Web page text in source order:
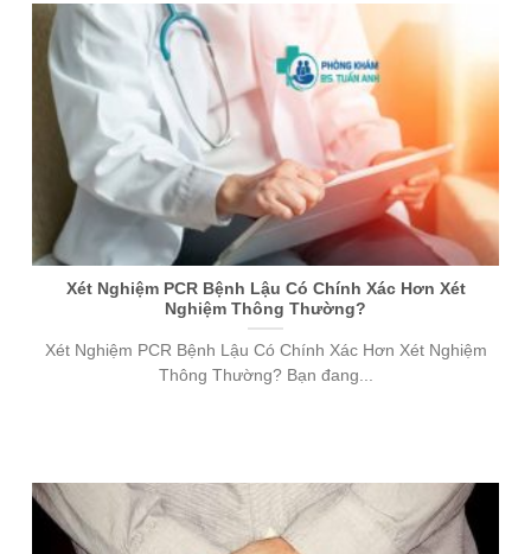
Xét Nghiệm PCR Bệnh Lậu Có Chính Xác Hơn Xét
Nghiệm Thông Thường?
Xét Nghiệm PCR Bệnh Lậu Có Chính Xác Hơn Xét Nghiệm
Thông Thường? Bạn đang...